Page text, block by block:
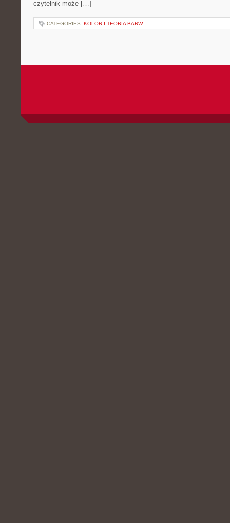
czytelnik może […]
CATEGORIES: KOLOR I TEORIA BARW